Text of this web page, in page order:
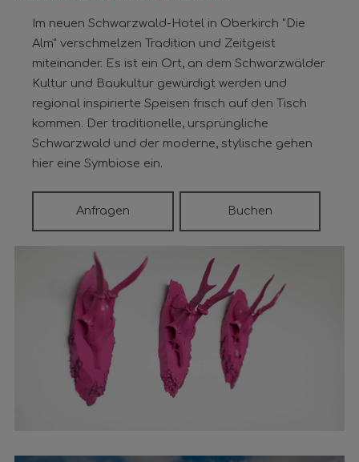
Im neuen Schwarzwald-Hotel in Oberkirch "Die
Alm" verschmelzen Tradition und Zeitgeist
miteinander. Es ist ein Ort, an dem Schwarzwälder
Kultur und Baukultur gewürdigt werden und
regional inspirierte Speisen frisch auf den Tisch
kommen. Der traditionelle, ursprüngliche
Schwarzwald und der moderne, stylische gehen
hier eine Symbiose ein.
Anfragen Buchen